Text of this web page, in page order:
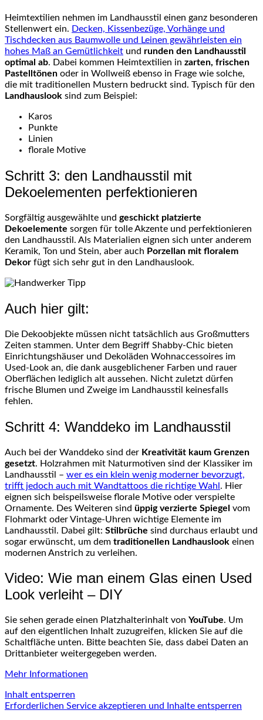
Heimtextilien nehmen im Landhausstil einen ganz besonderen
Stellenwert ein. Decken, Kissenbezüge, Vorhänge und
Tischdecken aus Baumwolle und Leinen gewährleisten ein
hohes Maß an Gemütlichkeit und runden den Landhausstil
optimal ab. Dabei kommen Heimtextilien in zarten, frischen
Pastelltönen oder in Wollweiß ebenso in Frage wie solche,
die mit traditionellen Mustern bedruckt sind. Typisch für den
Landhauslook sind zum Beispiel:
Karos
Punkte
Linien
florale Motive
Schritt 3: den Landhausstil mit
Dekoelementen perfektionieren
Sorgfältig ausgewählte und geschickt platzierte
Dekoelemente sorgen für tolle Akzente und perfektionieren
den Landhausstil. Als Materialien eignen sich unter anderem
Keramik, Ton und Stein, aber auch Porzellan mit floralem
Dekor fügt sich sehr gut in den Landhauslook.
Auch hier gilt:
Die Dekoobjekte müssen nicht tatsächlich aus Großmutters
Zeiten stammen. Unter dem Begriff Shabby-Chic bieten
Einrichtungshäuser und Dekoläden Wohnaccessoires im
Used-Look an, die dank ausgeblichener Farben und rauer
Oberflächen lediglich alt aussehen. Nicht zuletzt dürfen
frische Blumen und Zweige im Landhausstil keinesfalls
fehlen.
Schritt 4: Wanddeko im Landhausstil
Auch bei der Wanddeko sind der Kreativität kaum Grenzen
gesetzt. Holzrahmen mit Naturmotiven sind der Klassiker im
Landhausstil – wer es ein klein wenig moderner bevorzugt,
trifft jedoch auch mit Wandtattoos die richtige Wahl. Hier
eignen sich beispeilsweise florale Motive oder verspielte
Ornamente. Des Weiteren sind üppig verzierte Spiegel vom
Flohmarkt oder Vintage-Uhren wichtige Elemente im
Landhausstil. Dabei gilt: Stilbrüche sind durchaus erlaubt und
sogar erwünscht, um dem traditionellen Landhauslook einen
modernen Anstrich zu verleihen.
Video: Wie man einem Glas einen Used
Look verleiht – DIY
Sie sehen gerade einen Platzhalterinhalt von YouTube. Um
auf den eigentlichen Inhalt zuzugreifen, klicken Sie auf die
Schaltfläche unten. Bitte beachten Sie, dass dabei Daten an
Drittanbieter weitergegeben werden.
Mehr Informationen
Inhalt entsperren
Erforderlichen Service akzeptieren und Inhalte entsperren